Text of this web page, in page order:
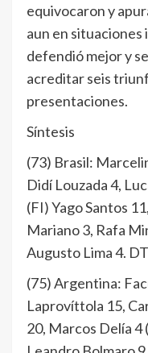
equivocaron y
aun en situaciones
defendió mejor y
acreditar seis
presentaciones.
Síntesis
(73) Brasil:
Didí Louzada 4,
(FI) Yago Santos
Mariano 3, Rafa
Augusto Lima 4.
(75) Argentina:
Laprovíttola 15,
20, Marcos Delía 4